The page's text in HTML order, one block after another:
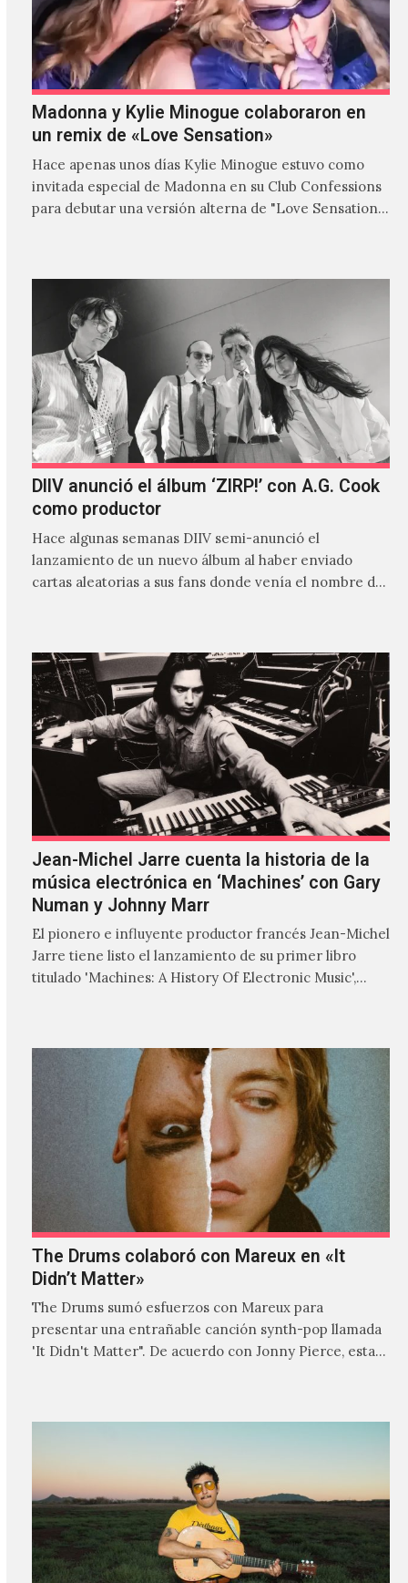
Madonna y Kylie Minogue colaboraron en
un remix de «Love Sensation»
Hace apenas unos días Kylie Minogue estuvo como
invitada especial de Madonna en su Club Confessions
para debutar una versión alterna de "Love Sensation",
DIIV anunció el álbum ‘ZIRP!’ con A.G. Cook
como productor
Hace algunas semanas DIIV semi-anunció el
lanzamiento de un nuevo álbum al haber enviado
cartas aleatorias a sus fans donde venía el nombre de
Jean-Michel Jarre cuenta la historia de la
música electrónica en ‘Machines’ con Gary
Numan y Johnny Marr
El pionero e influyente productor francés Jean-Michel
Jarre tiene listo el lanzamiento de su primer libro
titulado 'Machines: A History Of Electronic Music',
The Drums colaboró con Mareux en «It
Didn’t Matter»
The Drums sumó esfuerzos con Mareux para
presentar una entrañable canción synth-pop llamada
'It Didn't Matter". De acuerdo con Jonny Pierce, esta